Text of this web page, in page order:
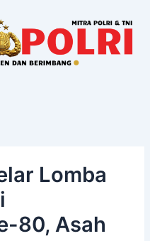
Lomba
80, Asah